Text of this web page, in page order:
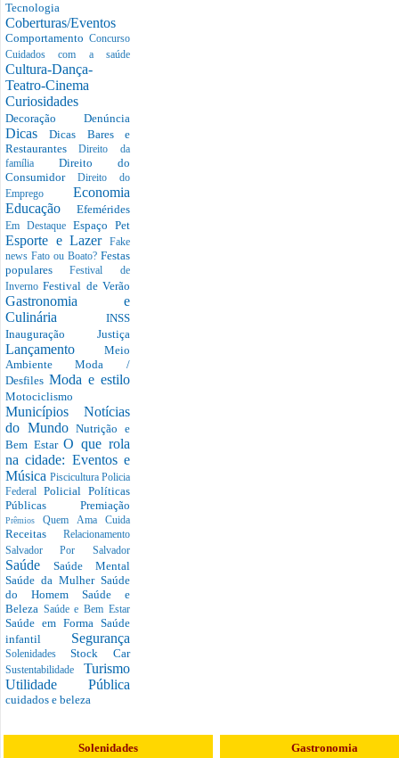
Tecnologia
Coberturas/Eventos
Comportamento Concurso
Cuidados com a saúde
Cultura-Dança-
Teatro-Cinema
Curiosidades
Decoração Denúncia
DicasDicas Bares e
RestaurantesDireito da
família Direito do
Consumidor Direito do
Emprego Economia
Educação Efemérides
Em Destaque Espaço Pet
Esporte e Lazer
Fake
news Fato ou Boato? Festas
popularesFestival de
InvernoFestival de Verão
Gastronomia e
Culinária INSS
Inauguração Justiça
Lançamento Meio
AmbienteModa /
Desfiles Moda e estilo
Motociclismo
Municípios Notícias
do MundoNutrição e
Bem EstarO que rola
na cidade: Eventos e
Música Piscicultura Policia
Federal Policial Políticas
Públicas Premiação
PrêmiosQuem Ama Cuida
Receitas Relacionamento
Salvador Por Salvador
Saúde Saúde Mental
Saúde da Mulher Saúde
do Homem Saúde e
Beleza Saúde e Bem Estar
Saúde em Forma Saúde
infantil Segurança
SolenidadesStock Car
Sustentabilidade Turismo
Utilidade Pública
cuidados e beleza
Solenidades Gastronomia